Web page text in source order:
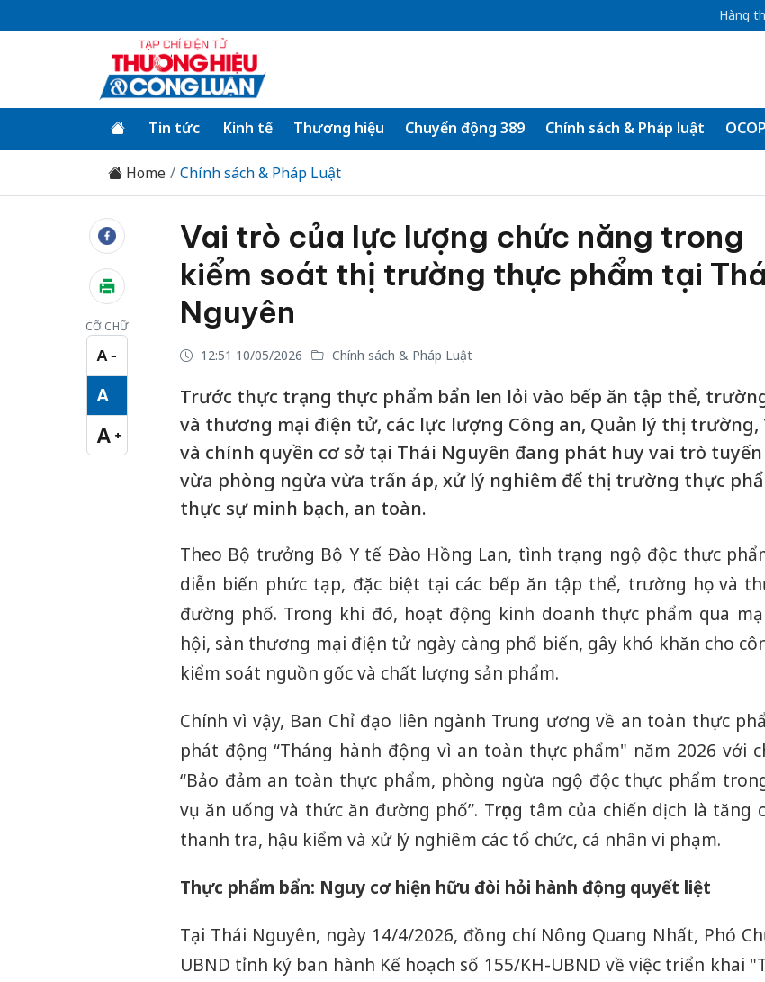
Hàng
Tin tức Kinh tế Thương hiệu Chuyển động 389 Chính sách & Pháp luật OCOP
Home Chính sách & Pháp Luật
CỠ CHỮ
A −
Cỡ chữ nhỏ
A
Cỡ chữ vừa
A +
Cỡ chữ lớn
Vai trò của lực lượng chức năng trong
kiểm soát thị trường thực phẩm tại
Nguyên
12:51 10/05/2026 Chính sách & Pháp Luật
Trước thực trạng thực phẩm bẩn len lỏi vào bếp ăn tập thể, trường
và thương mại điện tử, các lực lượng Công an, Quản lý thị trường,
và chính quyền cơ sở tại Thái Nguyên đang phát huy vai trò tuyến
vừa phòng ngừa vừa trấn áp, xử lý nghiêm để thị trường thực
thực sự minh bạch, an toàn.
Theo Bộ trưởng Bộ Y tế Đào Hồng Lan, tình trạng ngộ độc thực
diễn biến phức tạp, đặc biệt tại các bếp ăn tập thể, trường học và
đường phố. Trong khi đó, hoạt động kinh doanh thực phẩm qua
hội, sàn thương mại điện tử ngày càng phổ biến, gây khó khăn cho
kiểm soát nguồn gốc và chất lượng sản phẩm.
Chính vì vậy, Ban Chỉ đạo liên ngành Trung ương về an toàn thực
phát động “Tháng hành động vì an toàn thực phẩm" năm 2026 với
“Bảo đảm an toàn thực phẩm, phòng ngừa ngộ độc thực phẩm
vụ ăn uống và thức ăn đường phố”. Trọng tâm của chiến dịch là tăng
thanh tra, hậu kiểm và xử lý nghiêm các tổ chức, cá nhân vi phạm.
Thực phẩm bẩn: Nguy cơ hiện hữu đòi hỏi hành động quyết liệt
Tại Thái Nguyên, ngày 14/4/2026, đồng chí Nông Quang Nhất, Phó
UBND tỉnh ký ban hành Kế hoạch số 155/KH-UBND về việc triển khai